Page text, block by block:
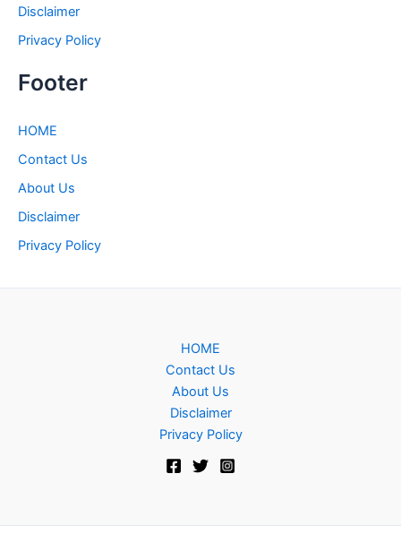
Disclaimer
Privacy Policy
Footer
HOME
Contact Us
About Us
Disclaimer
Privacy Policy
HOME
Contact Us
About Us
Disclaimer
Privacy Policy